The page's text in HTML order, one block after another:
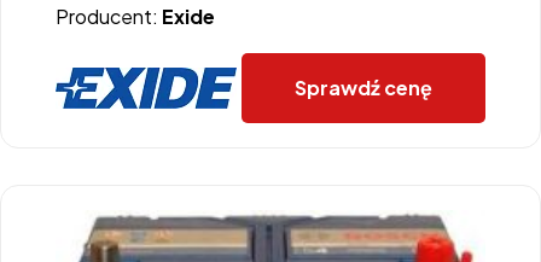
Producent: Exide
Sprawdź cenę